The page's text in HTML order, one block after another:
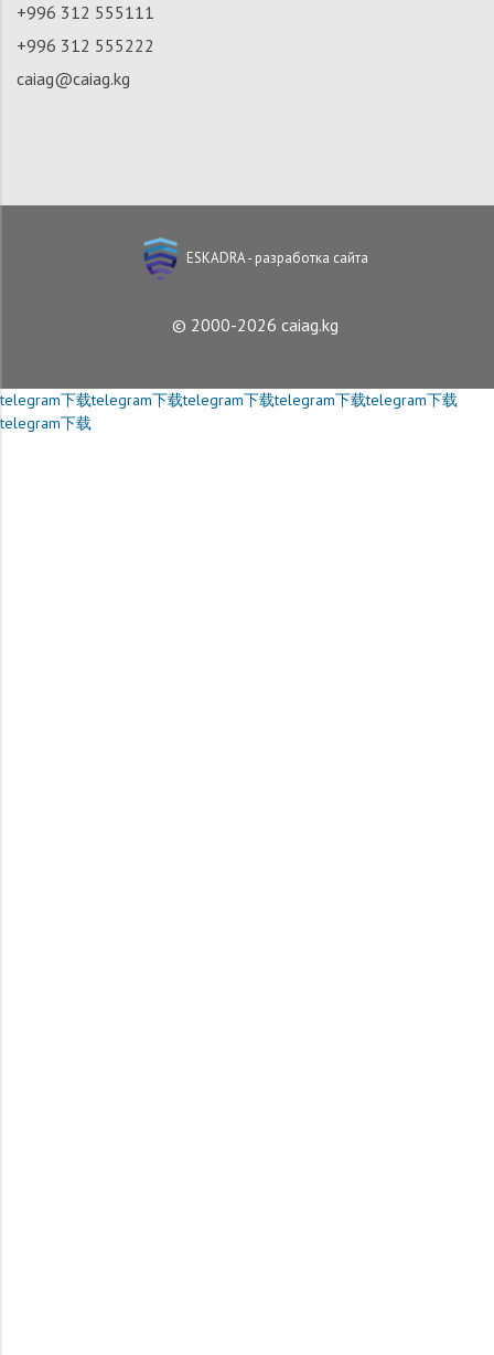
+996 312 555111
+996 312 555222
caiag@caiag.kg
ESKADRA - разработка сайта
© 2000-2026 caiag.kg
telegram下载telegram下载telegram下载telegram下载telegram下载
telegram下载